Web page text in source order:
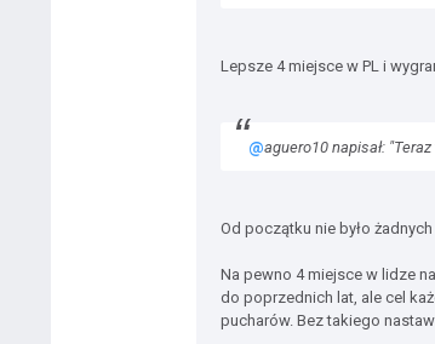
Lepsze 4 miejsce w PL i
@aguero10 napisał:
Od początku nie było
Na pewno 4 miejsce w lidze
do poprzednich lat, ale cel
pucharów. Bez takiego